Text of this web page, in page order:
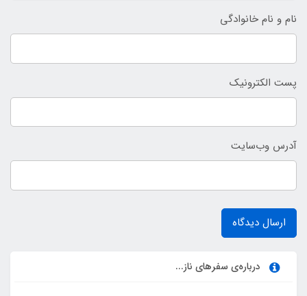
نام و نام خانوادگی
پست الکترونیک
آدرس وب‌سایت
ارسال دیدگاه
درباره‌ی سفرهای ناز...